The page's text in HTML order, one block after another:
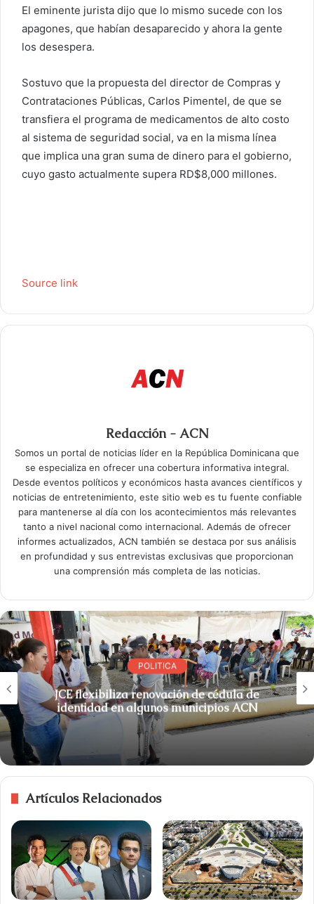
El eminente jurista dijo que lo mismo sucede con los
apagones, que habían desaparecido y ahora la gente
los desespera.
Sostuvo que la propuesta del director de Compras y
Contrataciones Públicas, Carlos Pimentel, de que se
transfiera el programa de medicamentos de alto costo
al sistema de seguridad social, va en la misma línea
que implica una gran suma de dinero para el gobierno,
cuyo gasto actualmente supera RD$8,000 millones.
Source link
Redacción - ACN
Somos un portal de noticias líder en la República Dominicana que
se especializa en ofrecer una cobertura informativa integral.
Desde eventos políticos y económicos hasta avances científicos y
noticias de entretenimiento, este sitio web es tu fuente confiable
para mantenerse al día con los acontecimientos más relevantes
tanto a nivel nacional como internacional. Además de ofrecer
informes actualizados, ACN también se destaca por sus análisis
en profundidad y sus entrevistas exclusivas que proporcionan
una comprensión más completa de las noticias.
POLITICA
JCE flexibiliza renovación de cédula de
identidad en algunos municipios ACN
Artículos Relacionados